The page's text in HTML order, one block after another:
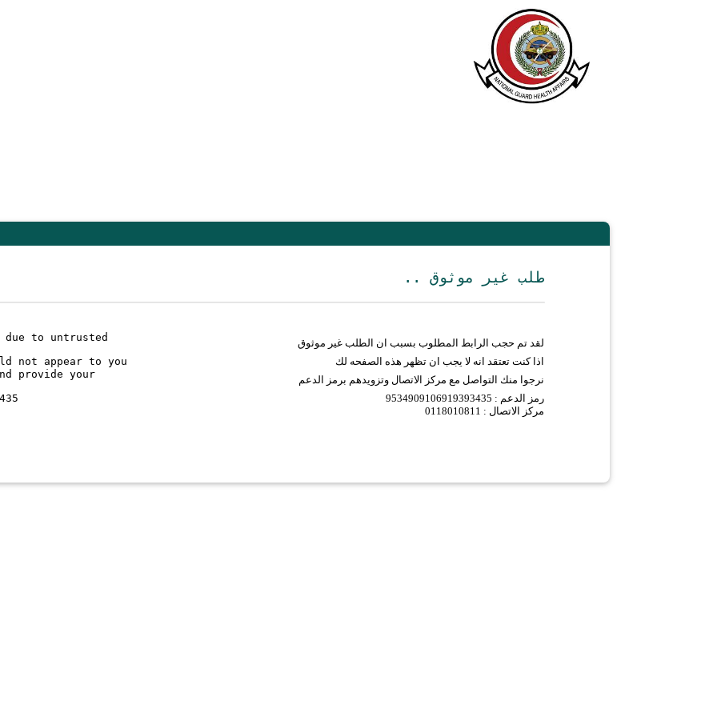
.. طلب غير موثوق
due to untrusted
لقد تم حجب الرابط المطلوب بسبب ان الطلب غير موثوق
not appear to you
اذا كنت تعتقد انه لا يجب ان تظهر هذه الصفحه لك
provide your
نرجوا منك التواصل مع مركز الاتصال وتزويدهم برمز الدعم
9534909106919393435 : رمز الدعم
مركز الاتصال : 0118010811